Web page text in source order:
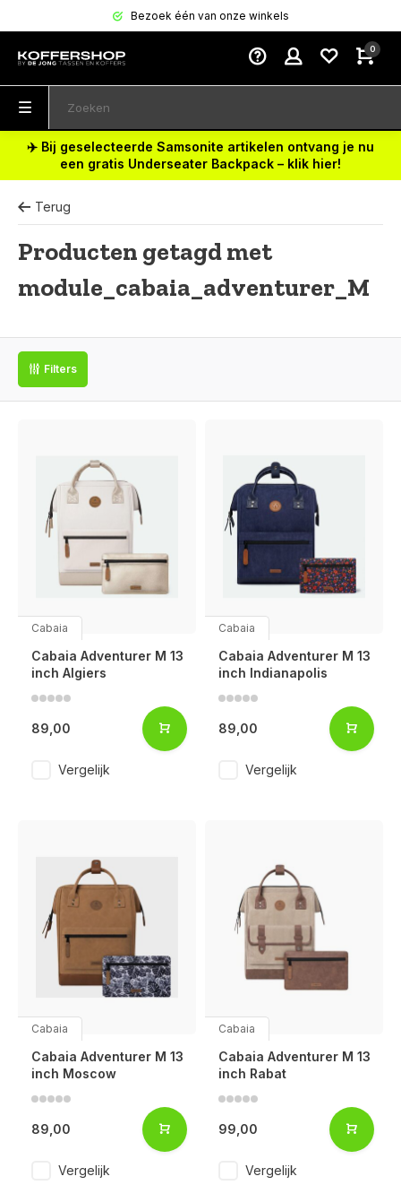
Bezoek één van onze winkels
Voor 17:00 besteld, is vandaag verzonden (ma-vr)
0
✈️ Bij geselecteerde Samsonite artikelen ontvang je nu
een gratis Underseater Backpack – klik hier!
Terug
Producten getagd met
module_cabaia_adventurer_M
Filters
Cabaia
Cabaia Adventurer M 13
inch Algiers
89,00
Vergelijk
Cabaia
Cabaia Adventurer M 13
inch Indianapolis
89,00
Vergelijk
Cabaia
Cabaia Adventurer M 13
inch Moscow
89,00
Vergelijk
Cabaia
Cabaia Adventurer M 13
inch Rabat
99,00
Vergelijk